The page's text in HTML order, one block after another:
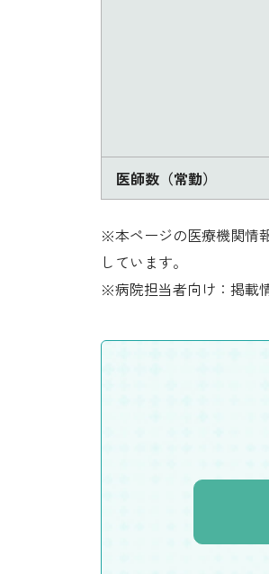
医師数（常勤）
※本ページの医療機関情
しています。
※病院担当者向け：掲載